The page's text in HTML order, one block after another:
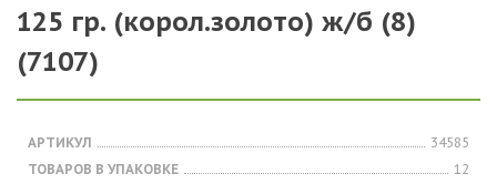
125 гр. (корол.золото) ж/б (8)
(7107)
АРТИКУЛ
34585
ТОВАРОВ В УПАКОВКЕ
12